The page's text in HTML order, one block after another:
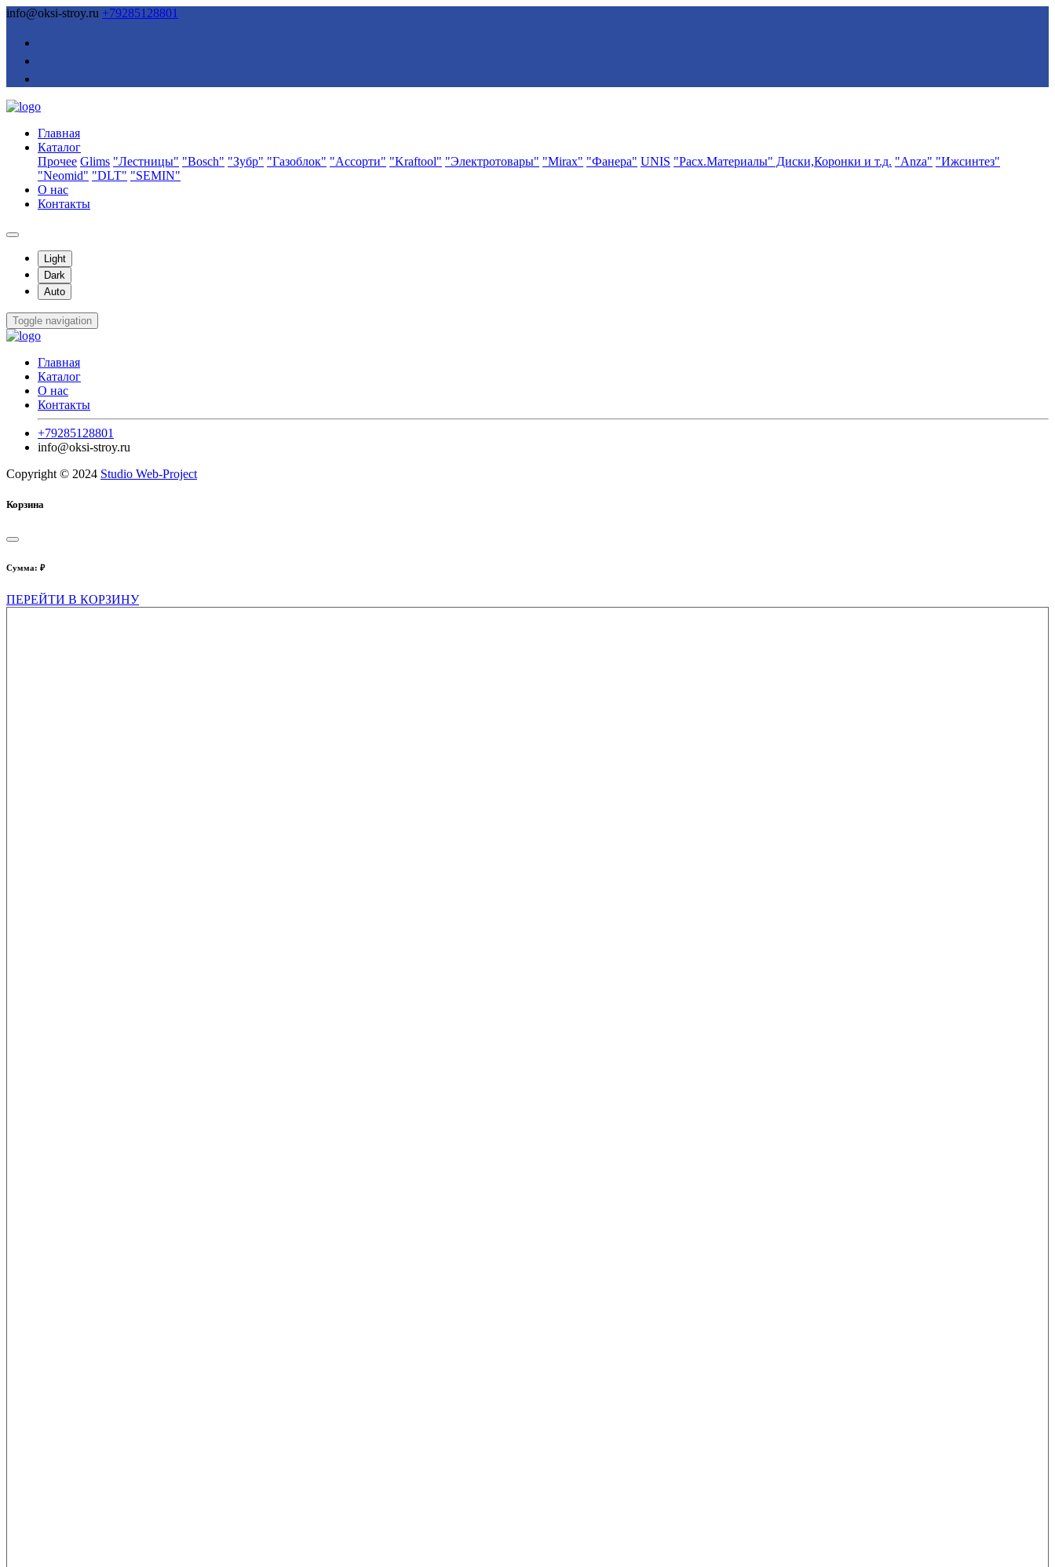
info@oksi-stroy.ru +79285128801
Главная
Каталог
Прочее Glims "Лестницы" "Bosch" "Зубр" "Газоблок" "Ассорти" "Kraftool" "Электротовары" "Mirax" "Фанера" UNIS "Расх.Материалы" Диски,Коронки и т.д. "Anza" "Ижсинтез"
"Neomid" "DLT" "SEMIN"
О нас
Контакты
Light
Dark
Auto
Toggle navigation
Главная
Каталог
О нас
Контакты
+79285128801
info@oksi-stroy.ru
Copyright © 2024 Studio Web-Project
Корзина
Сумма: ₽
ПЕРЕЙТИ В КОРЗИНУ